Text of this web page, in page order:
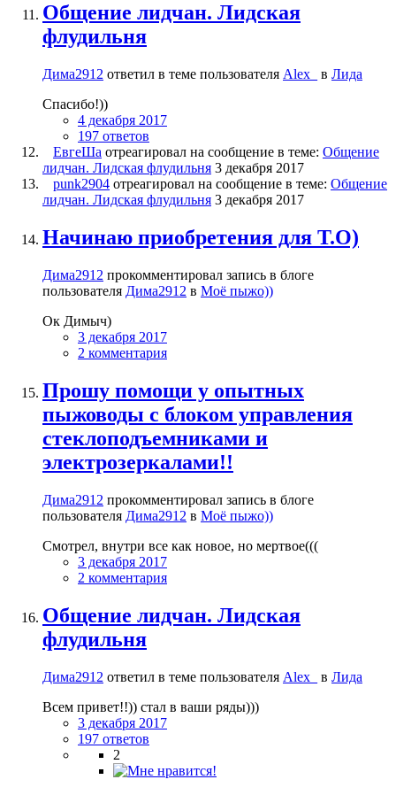
Общение лидчан. Лидская
флудильня
Дима2912 ответил в теме пользователя Alex_ в Лида
Спасибо!))
4 декабря 2017
197 ответов
ЕвгеШа отреагировал на сообщение в теме: Общение
лидчан. Лидская флудильня 3 декабря 2017
punk2904 отреагировал на сообщение в теме: Общение
лидчан. Лидская флудильня 3 декабря 2017
Начинаю приобретения для Т.О)
Дима2912 прокомментировал запись в блоге
пользователя Дима2912 в Моё пыжо))
Ок Димыч)
3 декабря 2017
2 комментария
Прошу помощи у опытных
пыжоводы с блоком управления
стеклоподъемниками и
электрозеркалами!!
Дима2912 прокомментировал запись в блоге
пользователя Дима2912 в Моё пыжо))
Смотрел, внутри все как новое, но мертвое(((
3 декабря 2017
2 комментария
Общение лидчан. Лидская
флудильня
Дима2912 ответил в теме пользователя Alex_ в Лида
Всем привет!!)) стал в ваши ряды)))
3 декабря 2017
197 ответов
2